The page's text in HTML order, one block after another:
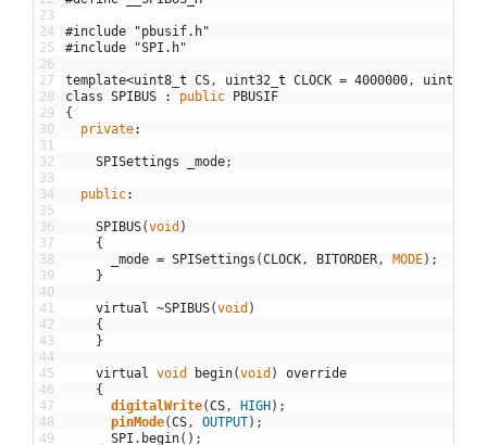
23
24
25
26
27
28
29
30
31
32
33
34
35
36
37
38
39
40
41
42
43
44
45
46
47
48
49
#include "pbusif.h"
#include "SPI.h"
template<uint8 t CS , uint32 t CLOCK = 4000000 , uint8
class SPIBUS : public PBUSIF
{
private:
SPISettings _mode;
public:
SPIBUS(void )
{
_mode = SPISettings (CLOCK , BITORDER , MODE) ;
}
virtual ~SPIBUS(void )
{
}
virtual void begin(void )
override
{
digitalWrite(CS , HIGH) ;
pinMode(CS , OUTPUT) ;
SPI . begin( ) ;